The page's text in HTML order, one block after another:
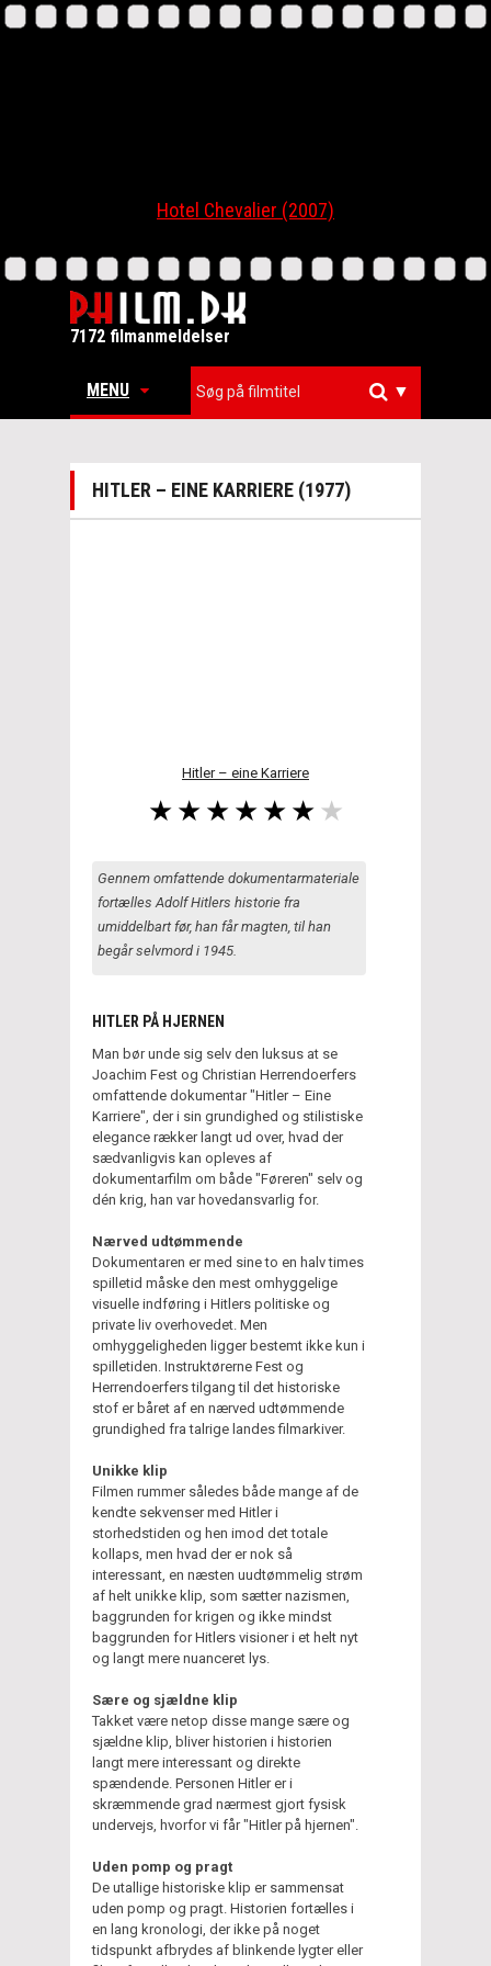
Hotel Chevalier (2007)
7172 filmanmeldelser
MENU ▼
HITLER – EINE KARRIERE (1977)
Hitler – eine Karriere
Gennem omfattende dokumentarmateriale
fortælles Adolf Hitlers historie fra
umiddelbart før, han får magten, til han
begår selvmord i 1945.
HITLER PÅ HJERNEN
Man bør unde sig selv den luksus at se
Joachim Fest og Christian Herrendoerfers
omfattende dokumentar "Hitler – Eine
Karriere", der i sin grundighed og stilistiske
elegance rækker langt ud over, hvad der
sædvanligvis kan opleves af
dokumentarfilm om både "Føreren" selv og
dén krig, han var hovedansvarlig for.
Nærved udtømmende
Dokumentaren er med sine to en halv times
spilletid måske den mest omhyggelige
visuelle indføring i Hitlers politiske og
private liv overhovedet. Men
omhyggeligheden ligger bestemt ikke kun i
spilletiden. Instruktørerne Fest og
Herrendoerfers tilgang til det historiske
stof er båret af en nærved udtømmende
grundighed fra talrige landes filmarkiver.
Unikke klip
Filmen rummer således både mange af de
kendte sekvenser med Hitler i
storhedstiden og hen imod det totale
kollaps, men hvad der er nok så
interessant, en næsten uudtømmelig strøm
af helt unikke klip, som sætter nazismen,
baggrunden for krigen og ikke mindst
baggrunden for Hitlers visioner i et helt nyt
og langt mere nuanceret lys.
Sære og sjældne klip
Takket være netop disse mange sære og
sjældne klip, bliver historien i historien
langt mere interessant og direkte
spændende. Personen Hitler er i
skræmmende grad nærmest gjort fysisk
undervejs, hvorfor vi får "Hitler på hjernen".
Uden pomp og pragt
De utallige historiske klip er sammensat
uden pomp og pragt. Historien fortælles i
en lang kronologi, der ikke på noget
tidspunkt afbrydes af blinkende lygter eller